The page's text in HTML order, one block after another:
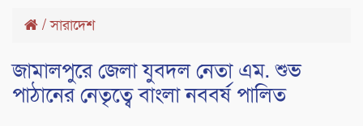
/সারাদেশ
জামালপুরে জেলা যুবদল নেতা এম. শুভ
পাঠানের নেতৃত্বে বাংলা নববর্ষ পালিত